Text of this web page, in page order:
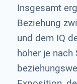
Insgesamt
Beziehung
und dem IQ
höher je